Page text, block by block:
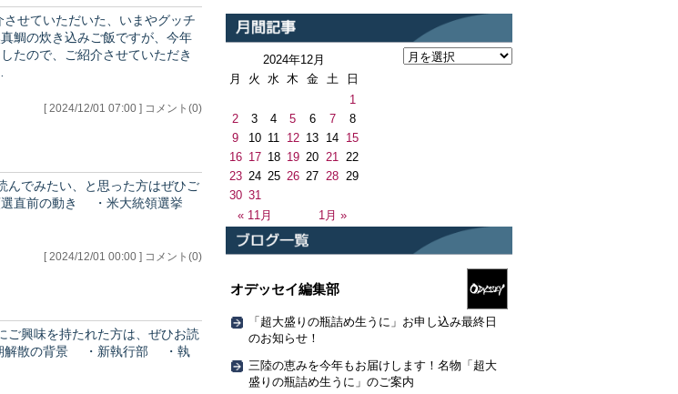
鯛の炊き込みご飯ですが、今年
たので、ご紹介させていただき
[ 2024/12/01 07:00 ] コメント(0)
直前の動き ・米大統領選挙
[ 2024/12/01 00:00 ] コメント(0)
2024年12月
月
火 水 木 金 土 日
« 11月 1月 »
1
2
3 4 5 6 7
8
9
10 11 12 13 14 15
16 17 18 19 20 21
22
23 24 25 26 27 28 29
30 31
オデッセイ編集部
「超大盛りの瓶詰め生うに」お申し込み最終日
のお知らせ！
三陸の恵みを今年もお届けします！名物「超大
盛りの瓶詰め生うに」のご案内